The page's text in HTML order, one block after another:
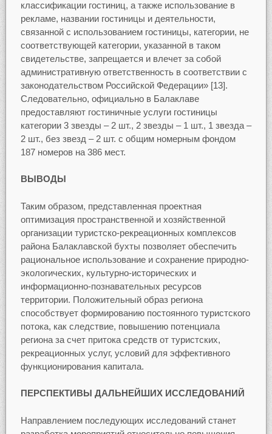
классификации гостиниц, а также использование в
рекламе, названии гостиницы и деятельности,
связанной с использованием гостиницы, категории, не
соответствующей категории, указанной в таком
свидетельстве, запрещается и влечет за собой
административную ответственность в соответствии с
законодательством Российской Федерации» [13].
Следовательно, официально в Балаклаве
предоставляют гостиничные услуги гостиницы
категории 3 звезды – 2 шт., 2 звезды – 1 шт., 1 звезда –
2 шт., без звезд – 2 шт. с общим номерным фондом
187 номеров на 386 мест.
ВЫВОДЫ
Таким образом, представленная проектная
оптимизация пространственной и хозяйственной
организации туристско-рекреационных комплексов
района Балаклавской бухты позволяет обеспечить
рациональное использование и сохранение природно-
экологических, культурно-исторических и
информационно-познавательных ресурсов
территории. Положительный образ региона
способствует формированию постоянного туристского
потока, как следствие, повышению потенциала
региона за счет притока средств от туристских,
рекреационных услуг, условий для эффективного
функционирования капитала.
ПЕРСПЕКТИВЫ ДАЛЬНЕЙШИХ ИССЛЕДОВАНИЙ
Направлением последующих исследований станет